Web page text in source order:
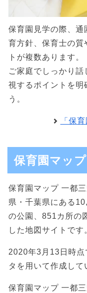
保育園見学の際、通
育方針、保育士の質
トが複数あります。
ご家庭でしっかり
視するポイントを明
う。
「保
保育園マッ
保育園マップ 一都
県・千葉県にある
の公園、851カ所の
した地図サイトです
2020年3月13日時点
タを用いて作成して
保育園マップ 一都